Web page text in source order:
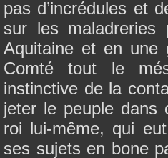
pas d’incrédules et
sur les
Aquitaine et en une
Comté tout le
instinctive de la
jeter le peuple dans
roi lui-même, qui
ses sujets en bone